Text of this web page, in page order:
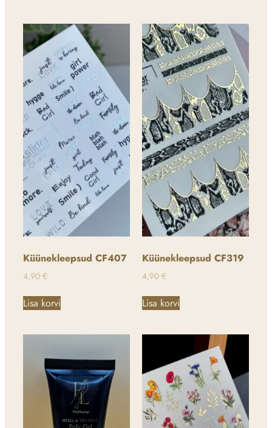
Küünekleepsud CF407
4,90 €
Lisa korvi
Küünekleepsud CF319
4,90 €
Lisa korvi